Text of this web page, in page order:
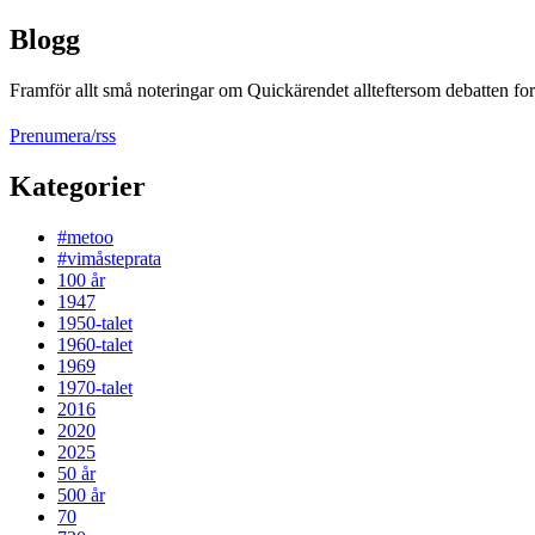
Blogg
Framför allt små noteringar om Quickärendet allteftersom debatten
Prenumera/rss
Kategorier
#metoo
#vimåsteprata
100 år
1947
1950-talet
1960-talet
1969
1970-talet
2016
2020
2025
50 år
500 år
70